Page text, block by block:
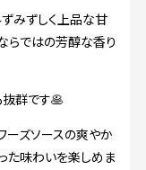
みずしく上品な甘
らではの芳醇な香り
群です🥞
ーズソースの爽やか
た味わいを楽しめま